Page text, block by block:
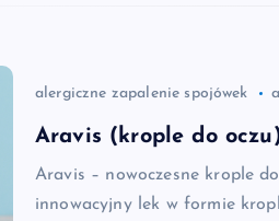
alergiczne zapalenie spojówek
Aravis (krople do
Aravis – nowoczesne krople
innowacyjny lek w formie